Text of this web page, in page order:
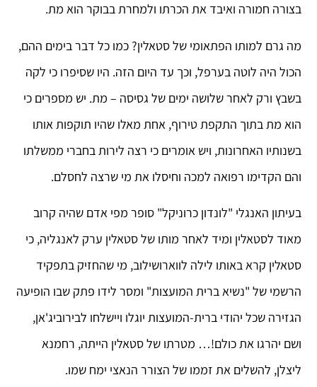
בצורה חמורה ואיבד את הכרתו ולמחרת בבוקר הוא מת.
מה גרם למותו הפתאומי של סטאלין? כמו כל דבר בימים ההם,
הכול היה לוטה בערפל, וכך עד היום הזה. היו שסיפרו כי לקה
בשבץ ורק לאחר שלושה ימים של גסיסה – מת. יש מספרים כי
הוא מת בתוך התקפת טירוף, אחת מאלו שהיו תוקפות אותו
בשנותיו האחרונות, ויש אומרים כי רצה לירות בחברי ממשלתו
והם הקדימו רפואה למכה וחיסלו את מי שרצה לחסלם.
בעיתון האנגלי "לונדון כרוניקל" סופר מפי אדם שהיה קרוב
מאוד לסטאלין ומיד לאחר מותו של סטאלין ערק לאנגליה, כי
סטאלין קרא באותו לילה לווארושילוב, מי שהחזיק בתפקיד
הרשמי של "נשיא ברית המועצות" ומסר לידו פתק שבו הופיעה
הגזירה שכל יהודי ברית-המועצות יוגלו ויישלחו לבירוביג'אן,
ושם יהרגו את כולם!… מטרתו של סטאלין הייתה, רחמנא
ליצלן, להשלים את זממו של הצורר הנאצי ימח שמו.